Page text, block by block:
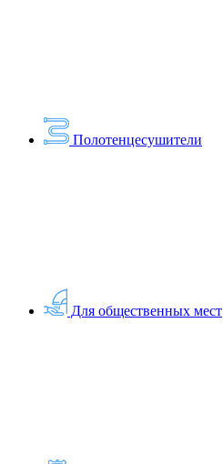
Полотенцесушители
Для общественных мест